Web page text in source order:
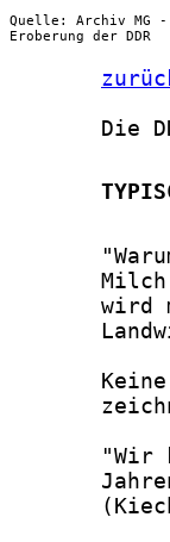
Quelle: Archiv MG -
Eroberung der DDR
Die
wird
"Wir